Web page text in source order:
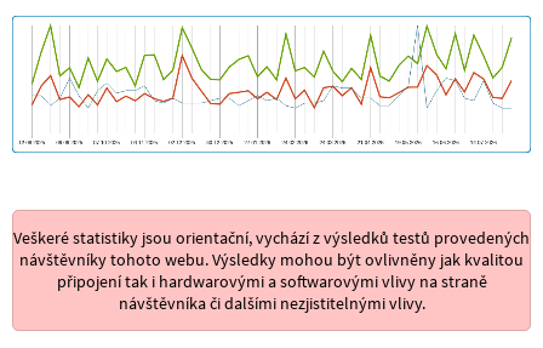
Veškeré statistiky jsou orientační, vychází z výsledků testů provedených
návštěvníky tohoto webu. Výsledky mohou být ovlivněny jak kvalitou
připojení tak i hardwarovými a softwarovými vlivy na straně
návštěvníka či dalšími nezjistitelnými vlivy.